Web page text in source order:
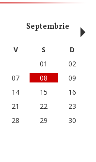
Septembrie
V S
D
01
02
07 08
09
14 15
16
21 22
23
28 29
30